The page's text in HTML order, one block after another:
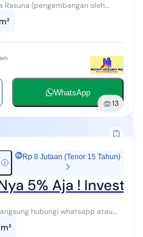
Rasuna (pengembangan oleh
Sutera 2) adalah hunian 2
WhatsApp
13
ⓘ
Rp 8 Jutaan (Tenor 15 Tahun)
5% Aja !
hubungi whatsapp atau